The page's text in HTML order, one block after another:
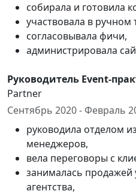
собирала и готовила
участвовала в ручном
согласовывала фичи,
администрировала
Руководитель Event-
Partner
Сентябрь 2020 - Февраль
руководила отделом
менеджеров,
вела переговоры с
занималась продажей
агентства,